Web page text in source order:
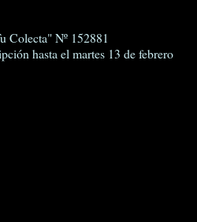
Colecta" Nº 152881
hasta el martes 13 de febrero